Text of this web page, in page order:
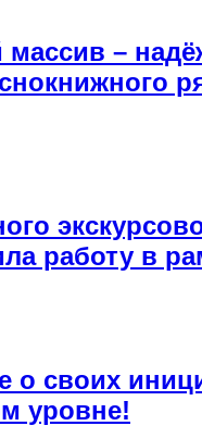
–
работу в
о своих
уровне!